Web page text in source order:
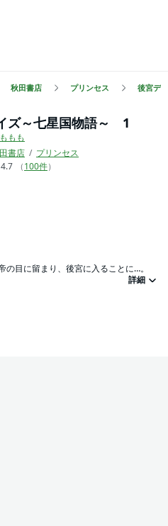
秋田書店 プリンセス 後宮デ
ズ～七星国物語～ 1
もも
書店
プリンセス
4.7
（100件）
目に留まり、後宮に入ることに…。
詳細